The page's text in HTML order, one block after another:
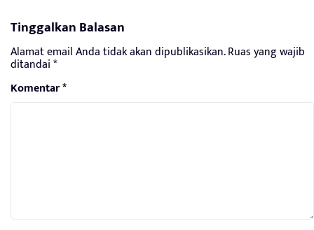
Tinggalkan Balasan
Alamat email Anda tidak akan dipublikasikan.Ruas yang wajib
ditandai*
Komentar*